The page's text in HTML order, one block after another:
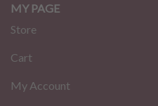
MY PAGE
Store
Cart
My Account